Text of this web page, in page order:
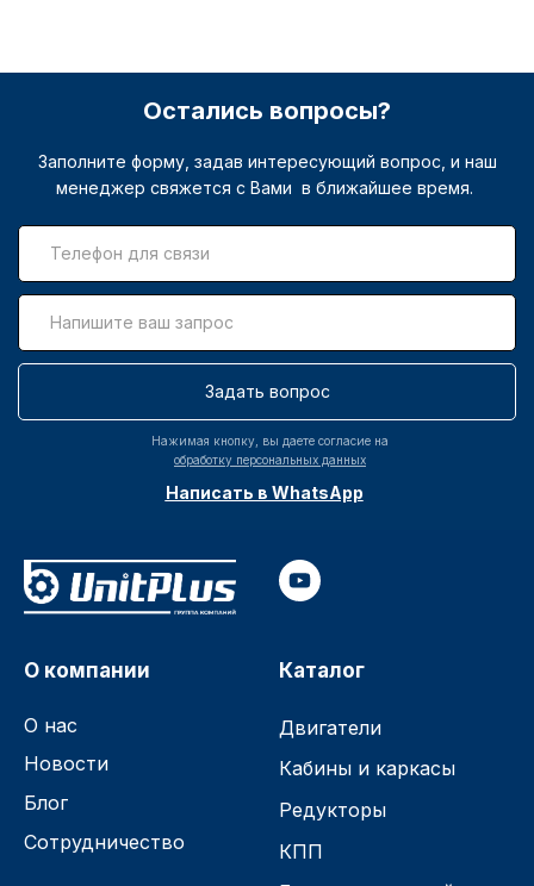
Остались вопросы?
Заполните форму, задав интересующий вопрос, и наш
менеджер свяжется с Вами в ближайшее время.
Задать вопрос
Нажимая кнопку, вы даете согласие на
обработку персональных данных
Написать в WhatsApp
О компании
О нас
Новости
Блог
Сотрудничество
Каталог
Двигатели
Кабины и каркасы
Редукторы
КПП